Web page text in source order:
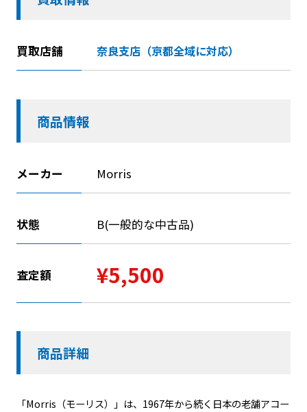
買取店舗 奈良支店（京都全域に対応）
商品情報
メーカー Morris
状態 B(一般的な中古品)
査定額 ¥5,500
商品詳細
「Morris（モーリス）」は、1967年から続く日本の老舗アコー